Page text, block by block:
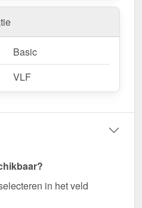
Basic
VLF
in het veld